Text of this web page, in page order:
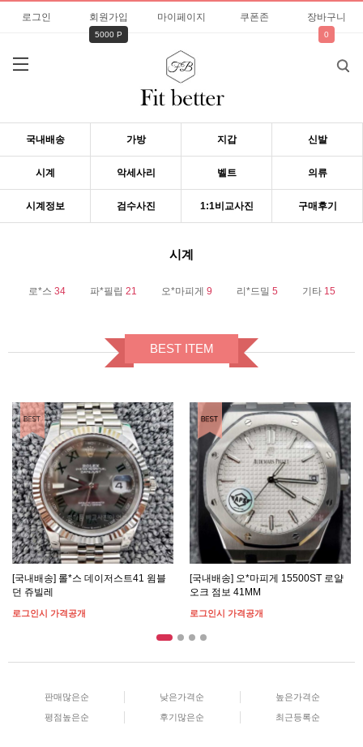
로그인 회원가입
5000 P
마이페이지 쿠폰존 장바구니
0
국내배송 가방 지갑 신발
시계 악세사리 벨트 의류
시계정보 검수사진 1:1비교사진 구매후기
시계
로*스 34 파*필립 21 오*마피게 9 리*드밀 5 기타 15
BEST ITEM
[국내배송] 롤*스 데이저스트41 윔블
던 쥬빌레
로그인시 가격공개
[국내배송] 오*마피게 15500ST 로얄
오크 점보 41MM
로그인시 가격공개
BEST ITEM BEST ITEM
판매많은순 낮은가격순 높은가격순
평점높은순 후기많은순 최근등록순